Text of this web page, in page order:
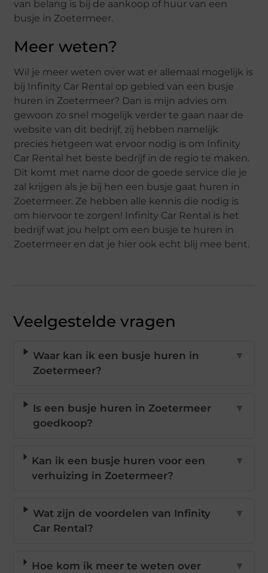
van belang is bij de aankoop of huur van een
busje in Zoetermeer.
Meer weten?
Wil je meer weten over wat er allemaal mogelijk is
bij Infinity Car Rental op gebied van een busje
huren in Zoetermeer? Dan is mijn advies om
gewoon zo snel mogelijk verder te gaan naar de
website van dit bedrijf, zij hebben namelijk
precies hetgeen wat ervoor nodig is om Infinity
Car Rental het beste bedrijf in de regio te maken.
Dit komt met name door de goede service die je
zal krijgen als je bij hen een busje gaat huren in
Zoetermeer. Ze hebben alle kennis die nodig is
om hiervoor te zorgen! Infinity Car Rental is het
bedrijf wat jou helpt om een busje te huren in
Zoetermeer en dat je hier ook echt blij mee bent.
Veelgestelde vragen
Waar kan ik een busje huren in
Zoetermeer?
▼
Is een busje huren in Zoetermeer
goedkoop?
▼
Kan ik een busje huren voor een
verhuizing in Zoetermeer?
▼
Wat zijn de voordelen van Infinity
Car Rental?
▼
Hoe kom ik meer te weten over
▼